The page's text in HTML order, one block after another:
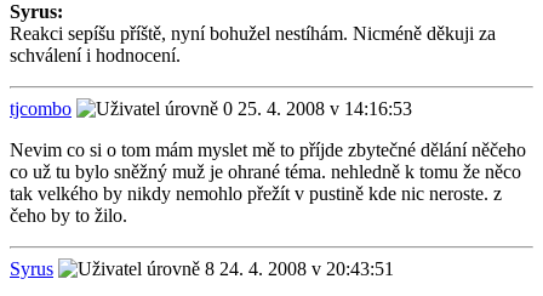
Syrus:
Reakci sepíšu příště, nyní bohužel nestíhám. Nicméně děkuji za
schválení i hodnocení.
tjcombo
25. 4. 2008 v 14:16:53
Nevim co si o tom mám myslet mě to příjde zbytečné dělání něčeho
co už tu bylo sněžný muž je ohrané téma. nehledně k tomu že něco
tak velkého by nikdy nemohlo přežít v pustině kde nic neroste. z
čeho by to žilo.
Syrus
24. 4. 2008 v 20:43:51